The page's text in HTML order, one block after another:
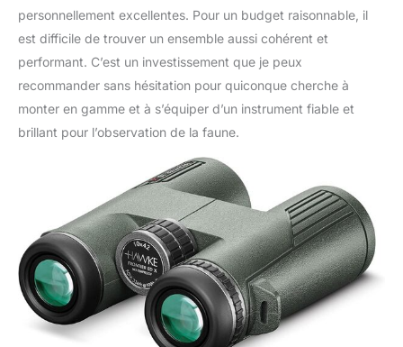
personnellement excellentes. Pour un budget raisonnable, il
est difficile de trouver un ensemble aussi cohérent et
performant. C’est un investissement que je peux
recommander sans hésitation pour quiconque cherche à
monter en gamme et à s’équiper d’un instrument fiable et
brillant pour l’observation de la faune.